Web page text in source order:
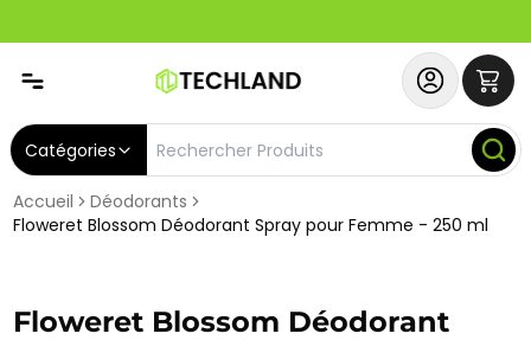
Catégories
Accueil
Déodorants
Floweret Blossom Déodorant Spray pour Femme - 250 ml
Floweret Blossom Déodorant